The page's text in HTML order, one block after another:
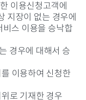
이용신청고객에
지장이 없는 경우에
비스 이용을 승낙합
경우에 대해서 승
이용하여 신청한
로 기재한 경우